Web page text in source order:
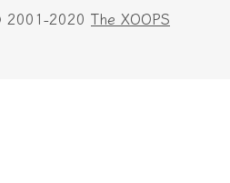
2001-2020 The XOOPS